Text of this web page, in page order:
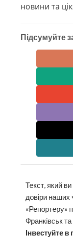
новини та
Підсумуйте
Текст, який
довіри наших
«Репортеру»
Франківськ
Інвестуйте в